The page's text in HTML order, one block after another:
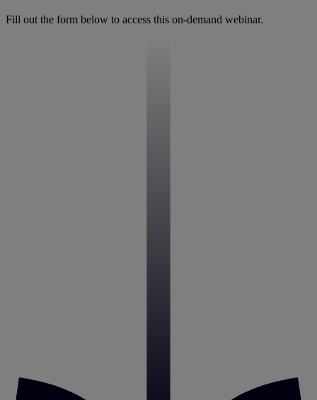
Fill out the form below to access this on-demand webinar.